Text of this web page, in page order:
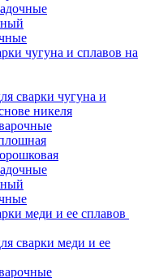
чугуна и сплавов на
сварки чугуна и
никеля
меди и ее сплавов
сварки меди и ее